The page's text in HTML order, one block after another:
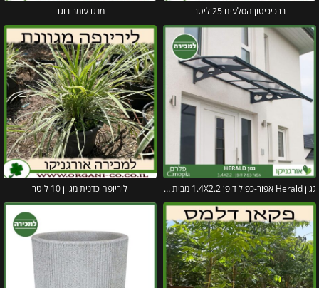
ברכיכיטון הסלעים 25 ליטר מנגו עומר בוגר
גגון Herald אפור-כפול דופן 1.4X2.2 מבית פלרם – Canopia ליריופה כדנית מגוון 10 ליטר